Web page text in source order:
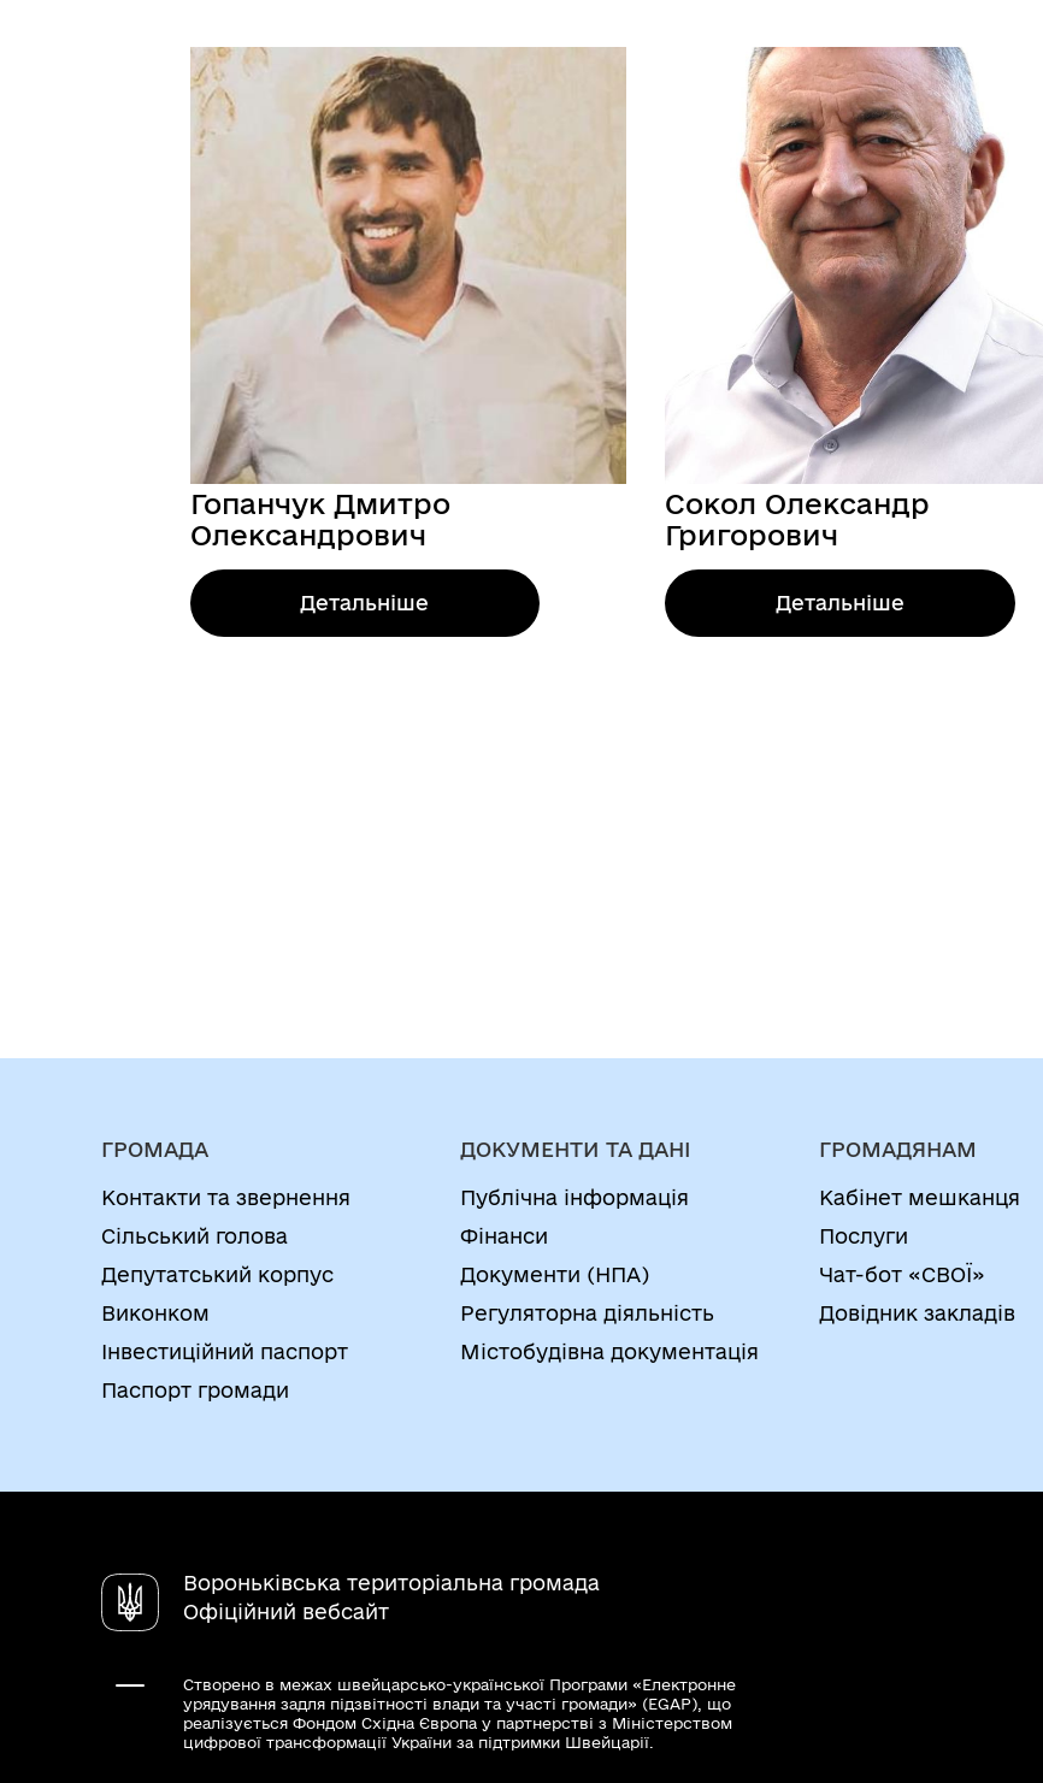
Гопанчук Дмитро
Олександрович
Детальніше
Сокол Олександр
Григорович
Детальніше
ГРОМАДА
Контакти та звернення
Сільський голова
Депутатський корпус
Виконком
Інвестиційний паспорт
Паспорт громади
ДОКУМЕНТИ ТА ДАНІ
Публічна інформація
Фінанси
Документи (НПА)
Регуляторна діяльність
Містобудівна документація
ГРОМАДЯНАМ
Кабінет мешканця
Послуги
Чат-бот «СВОЇ»
Довідник закладів
Вороньківська територіальна громада
Офіційний вебсайт
Створено в межах швейцарсько-української Програми «Електронне
урядування задля підзвітності влади та участі громади» (EGAP), що
реалізується Фондом Східна Європа у партнерстві з Міністерством
цифрової трансформації України за підтримки Швейцарії.